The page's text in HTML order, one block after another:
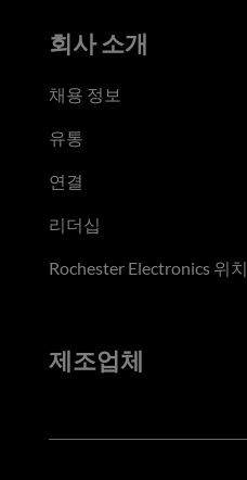
회사 소개
채용 정보
유통
연결
리더십
Rochester Electronics 위치
제조업체